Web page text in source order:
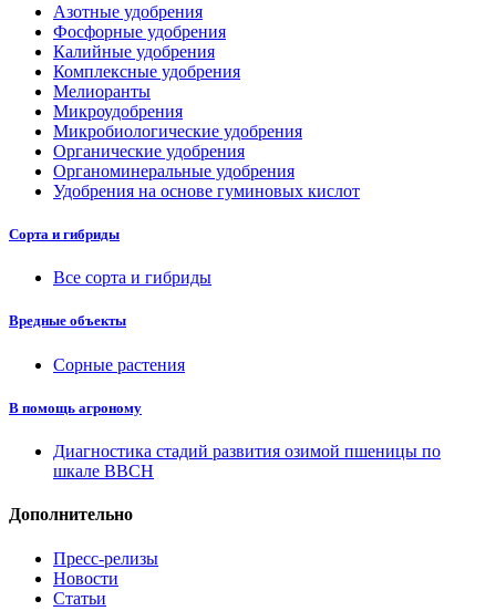
Азотные удобрения
Фосфорные удобрения
Калийные удобрения
Комплексные удобрения
Мелиоранты
Микроудобрения
Микробиологические удобрения
Органические удобрения
Органоминеральные удобрения
Удобрения на основе гуминовых кислот
Сорта и гибриды
Все сорта и гибриды
Вредные объекты
Сорные растения
В помощь агроному
Диагностика стадий развития озимой пшеницы по
шкале ВВСН
Дополнительно
Пресс-релизы
Новости
Статьи